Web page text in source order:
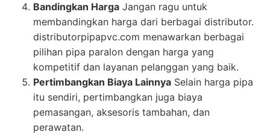
Bandingkan Harga Jangan ragu untuk
membandingkan harga dari berbagai distributor.
distributorpipapvc.com menawarkan berbagai
pilihan pipa paralon dengan harga yang
kompetitif dan layanan pelanggan yang baik.
Pertimbangkan Biaya Lainnya Selain harga pipa
itu sendiri, pertimbangkan juga biaya
pemasangan, aksesoris tambahan, dan
perawatan.